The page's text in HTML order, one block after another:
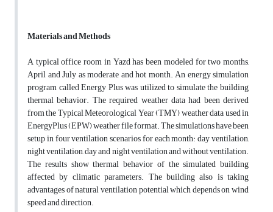
Materials and Methods
A typical office room in Yazd has been modeled for two months,
April and July as moderate and hot month. An energy simulation
program called Energy Plus was utilized to simulate the building
thermal behavior. The required weather data had been derived
from the Typical Meteorological Year (TMY) weather data used in
EnergyPlus (EPW) weather file format. The simulations have been
setup in four ventilation scenarios for each month: day ventilation,
night ventilation, day and night ventilation and without ventilation.
The results show thermal behavior of the simulated building
affected by climatic parameters. The building also is taking
advantages of natural ventilation potential which depends on wind
speed and direction.